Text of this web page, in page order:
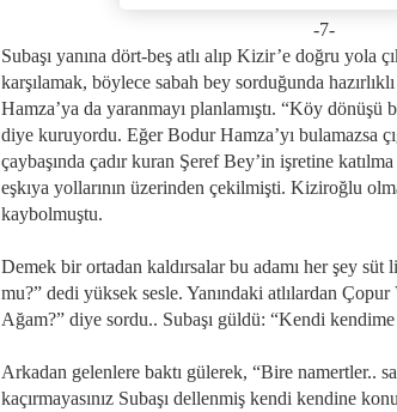
-7-
Subaşı yanına dört-beş atlı alıp Kizir’e doğru yola
karşılamak, böylece sabah bey sorduğunda
Hamza’ya da yaranmayı planlamıştı. “Köy dönüşü
diye kuruyordu. Eğer Bodur Hamza’yı bulamazsa
çaybaşında çadır kuran Şeref Bey’in işretine
eşkıya yollarının üzerinden çekilmişti. Kiziroğlu
kaybolmuştu.
Demek bir ortadan kaldırsalar bu adamı her şey
mu?” dedi yüksek sesle. Yanındaki atlılardan
Ağam?” diye sordu.. Subaşı güldü: “Kendi
Arkadan gelenlere baktı gülerek, “Bire namertler..
kaçırmayasınız Subaşı dellenmiş kendi kendine